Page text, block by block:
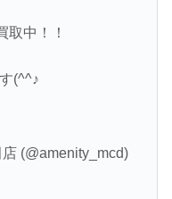
中！！
(^^♪
(@amenity_mcd)